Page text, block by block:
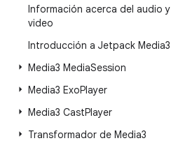
Información acerca del audio y
video
Introducción a Jetpack Media3
Media3 MediaSession
Media3 ExoPlayer
Media3 CastPlayer
Transformador de Media3